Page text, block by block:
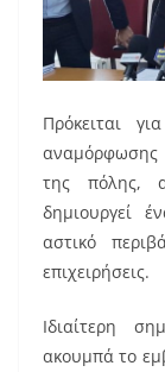
Πρόκειται
αναμόρφωσης
της πόλης,
δημιουργεί
αστικό
επιχειρήσεις.
Ιδιαίτερη
ακουμπά το